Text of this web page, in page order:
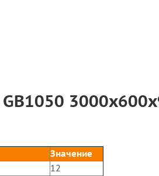
Значение
12